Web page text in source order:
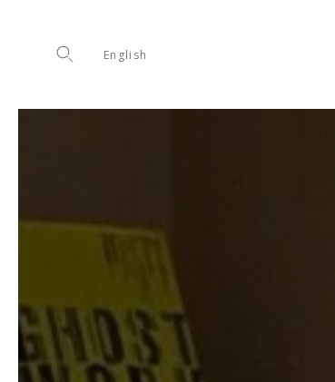
English